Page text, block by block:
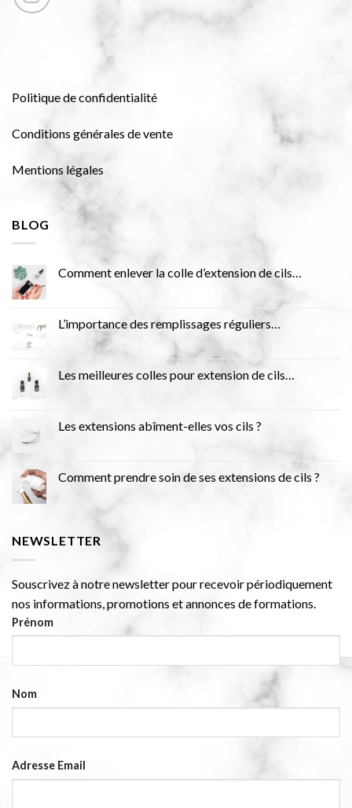
Politique de confidentialité
Conditions générales de vente
Mentions légales
BLOG
Comment enlever la colle d’extension de cils…
L’importance des remplissages réguliers…
Les meilleures colles pour extension de cils…
Les extensions abîment-elles vos cils ?
Comment prendre soin de ses extensions de cils ?
NEWSLETTER
Souscrivez à notre newsletter pour recevoir périodiquement
nos informations, promotions et annonces de formations.
Prénom
Nom
Adresse Email